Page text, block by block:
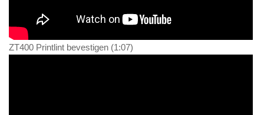
ZT400 Printlint bevestigen (1:07)